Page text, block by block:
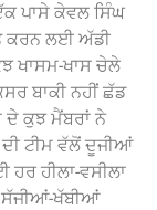
ਪਾਸੇ ਕੇਵਲ ਸਿੰਘ
ਕਰਨ ਲਈ ਅੱਡੀ
ਖਾਸਮ-ਖਾਸ ਚੇਲੇ
ਬਾਕੀ ਨਹੀਂ ਛੱਡ
ਦੇ ਕੁਝ ਮੈਂਬਰਾਂ ਨੇ
ਟੀਮ ਵੱਲੋਂ ਦੂਜੀਆਂ
ਹੀਲਾ-ਵਸੀਲਾ
ਸੱਜੀਆਂ-ਖੱਬੀਆਂ